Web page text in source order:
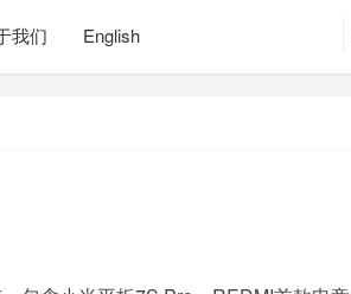
我们 English